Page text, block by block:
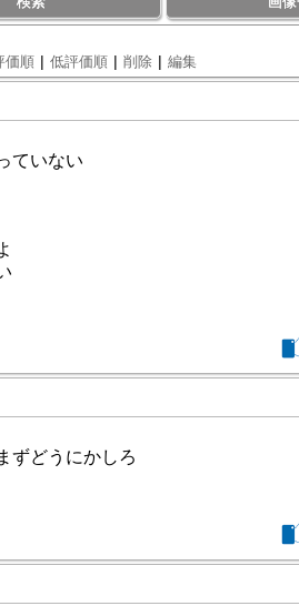
価順 | 低評価順 | 削除 | 編集
ていない
ずどうにかしろ